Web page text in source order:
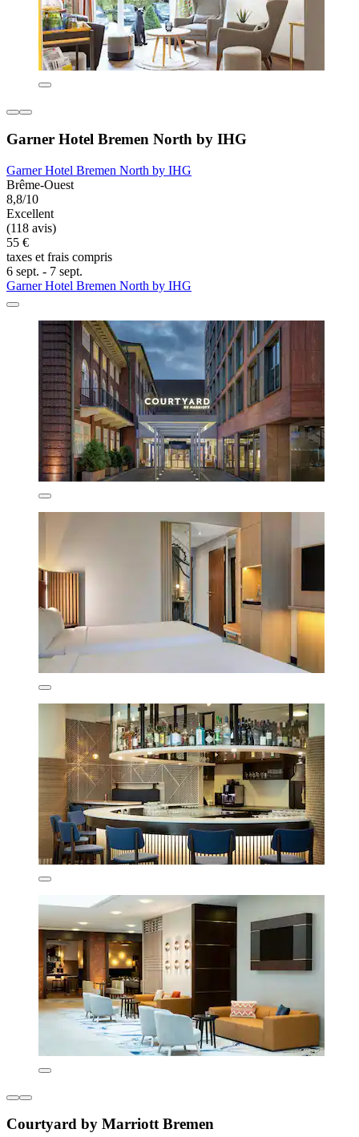
Garner Hotel Bremen North by IHG
Garner Hotel Bremen North by IHG
Brême-Ouest
8,8/10
Excellent
(118 avis)
55 €
taxes et frais compris
6 sept. - 7 sept.
Garner Hotel Bremen North by IHG
Courtyard by Marriott Bremen